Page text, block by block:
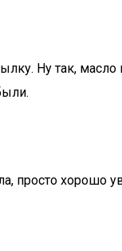
Ну так,
просто хорошо